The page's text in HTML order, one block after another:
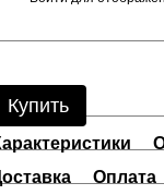
Купить
Оплата